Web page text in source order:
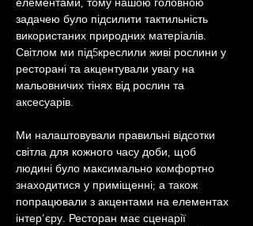
задачею було підсилити тактильність
використаних природних матеріалів.
Світлом ми під5креслили живі рослини у
ресторані та акцентували увагу на
мальовничих тінях від рослин та
аксесуарів.
Ми налаштовували правильні відсотки
світла для кожного часу доби, щоб
людині було максимально комфортно
знаходитися у приміщенні; а також
попрацювали з акцентами на елементах
інтер’єру. Ресторан має сценарії